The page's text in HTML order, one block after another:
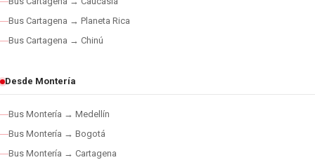
Bus Cartagena → Planeta Rica
Bus Cartagena → Chinú
Desde Montería
Bus Montería → Medellín
Bus Montería → Bogotá
Bus Montería → Cartagena